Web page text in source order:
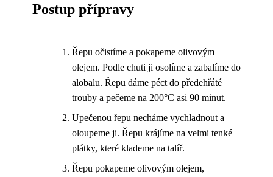
Postup přípravy
Řepu očistíme a pokapeme olivovým
olejem. Podle chuti ji osolíme a zabalíme do
alobalu. Řepu dáme péct do předehřáté
trouby a pečeme na 200°C asi 90 minut.
Upečenou řepu necháme vychladnout a
oloupeme ji. Řepu krájíme na velmi tenké
plátky, které klademe na talíř.
Řepu pokapeme olivovým olejem,